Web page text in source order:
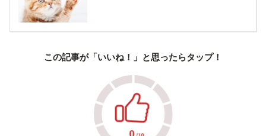
この記事が「いいね！」と思ったらタップ！